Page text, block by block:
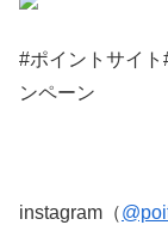
#ポイントサイト
ンペーン
instagram（